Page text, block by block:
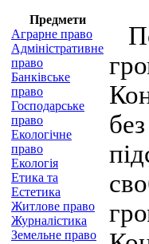
Предмети
Аграрне право
Адміністративне
право
Банківське
право
Господарське
право
Екологічне
право
Екологія
Етика та
Естетика
Житлове право
Журналістика
Земельне право